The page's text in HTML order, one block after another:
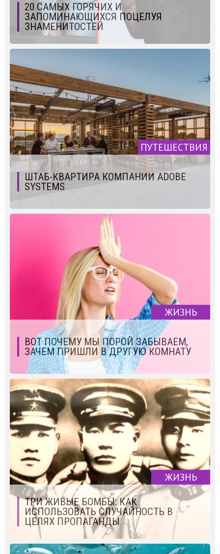
20 САМЫХ ГОРЯЧИХ И
ЗАПОМИНАЮЩИХСЯ ПОЦЕЛУЯ
ЗНАМЕНИТОСТЕЙ
ПУТЕШЕСТВИЯ
ШТАБ-КВАРТИРА КОМПАНИИ ADOBE
SYSTEMS
ЖИЗНЬ
ВОТ ПОЧЕМУ МЫ ПОРОЙ ЗАБЫВАЕМ,
ЗАЧЕМ ПРИШЛИ В ДРУГУЮ КОМНАТУ
ЖИЗНЬ
ТРИ ЖИВЫЕ БОМБЫ: КАК
ИСПОЛЬЗОВАТЬ СЛУЧАЙНОСТЬ В
ЦЕЛЯХ ПРОПАГАНДЫ